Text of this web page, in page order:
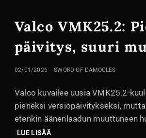
Valco VMK25.2:
päivitys, suuri
LÄHETETTY
02/01/2026 SWORD OF DAMOCLES
Valco kuvailee uusia VMK25.2-
pieneksi versiopäivitykseksi,
etenkin äänenlaadun muuttuneen
LUE LISÄÄVALCO